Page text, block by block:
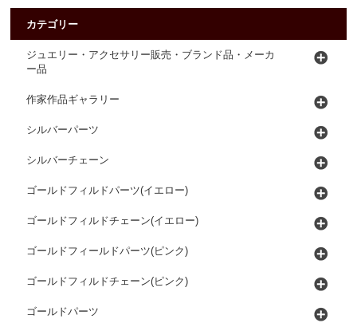
カテゴリー
ジュエリー・アクセサリー販売・ブランド品・メーカ
ー品
作家作品ギャラリー
シルバーパーツ
シルバーチェーン
ゴールドフィルドパーツ(イエロー)
ゴールドフィルドチェーン(イエロー)
ゴールドフィールドパーツ(ピンク)
ゴールドフィルドチェーン(ピンク)
ゴールドパーツ